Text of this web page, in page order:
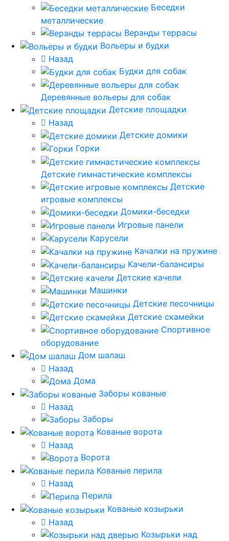
Беседки
металлические
Веранды террасы
Вольеры и будки
Назад
Будки для собак
Деревянные вольеры для собак
Детские площадки
Назад
Детские домики
Горки
Детские гимнастические комплексы
Детские
игровые комплексы
Домики-беседки
Игровые панели
Карусели
Качалки на пружине
Качели-балансиры
Детские качели
Машинки
Детские песочницы
Детские скамейки
Спортивное
оборудование
Дом шалаш
Назад
Дома
Заборы кованые
Назад
Заборы
Кованые ворота
Назад
Ворота
Кованые перила
Назад
Перила
Кованые козырьки
Назад
Козырьки над